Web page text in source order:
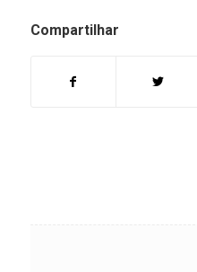
Compartilhar